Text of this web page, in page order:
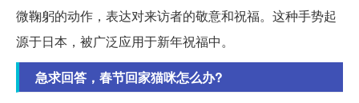
微鞠躬的动作，表达对来访者的敬意和祝福。这种手势起
源于日本，被广泛应用于新年祝福中。
急求回答，春节回家猫咪怎么办?